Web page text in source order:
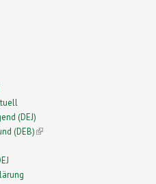
(DEJ)
(DEB)(link is external)